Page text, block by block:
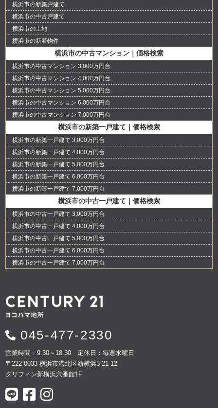
横浜市の新築戸建て
横浜市の中古戸建て
横浜市の土地
横浜市の新着物件
横浜市の中古マンション｜価格検索
横浜市の中古マンション 3,000万円台
横浜市の中古マンション 4,000万円台
横浜市の中古マンション 5,000万円台
横浜市の中古マンション 6,000万円台
横浜市の中古マンション 7,000万円台
横浜市の新築一戸建て｜価格検索
横浜市の新築一戸建て 3,000万円台
横浜市の新築一戸建て 4,000万円台
横浜市の新築一戸建て 5,000万円台
横浜市の新築一戸建て 6,000万円台
横浜市の新築一戸建て 7,000万円台
横浜市の中古一戸建て｜価格検索
横浜市の中古一戸建て 3,000万円台
横浜市の中古一戸建て 4,000万円台
横浜市の中古一戸建て 5,000万円台
横浜市の中古一戸建て 6,000万円台
横浜市の中古一戸建て 7,000万円台
045-477-2330
営業時間：9:30～18:30 定休日：毎週水曜日
〒222-0033 横浜市港北区新横浜3-21-12
グリフィン新横浜六番館1F